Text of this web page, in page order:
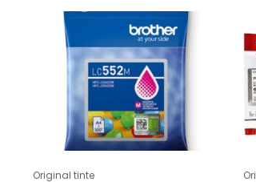
Original tinte